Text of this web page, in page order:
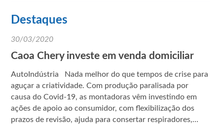
Destaques
30/03/2020
Caoa Chery investe em venda domiciliar
AutoIndústria Nada melhor do que tempos de crise para
aguçar a criatividade. Com produção paralisada por
causa do Covid-19, as montadoras vêm investindo em
ações de apoio ao consumidor, com flexibilização dos
prazos de revisão, ajuda para consertar respiradores,…